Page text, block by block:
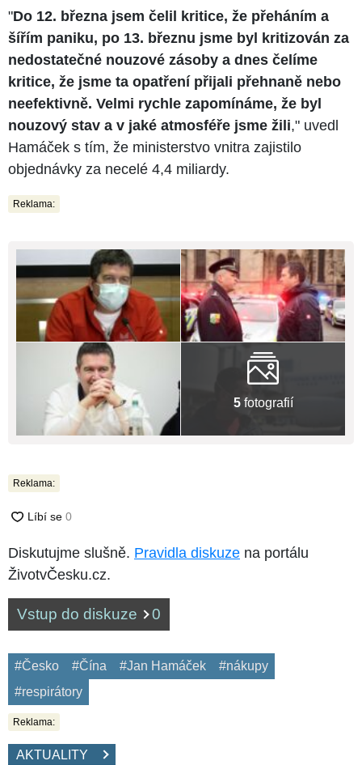
"Do 12. března jsem čelil kritice, že přeháním a
šířím paniku, po 13. březnu jsme byl kritizován za
nedostatečné nouzové zásoby a dnes čelíme
kritice, že jsme ta opatření přijali přehnaně nebo
neefektivně. Velmi rychle zapomínáme, že byl
nouzový stav a v jaké atmosféře jsme žili," uvedl
Hamáček s tím, že ministerstvo vnitra zajistilo
objednávky za necelé 4,4 miliardy.
Reklama:
5fotografií
Reklama:
Diskutujme slušně. Pravidla diskuze na portálu
ŽivotvČesku.cz.
Vstup do diskuze 0
#Česko #Čína #Jan Hamáček
#nákupy
#respirátory
Reklama:
AKTUALITY